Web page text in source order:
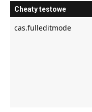
Cheaty testowe
cas.fulleditmode